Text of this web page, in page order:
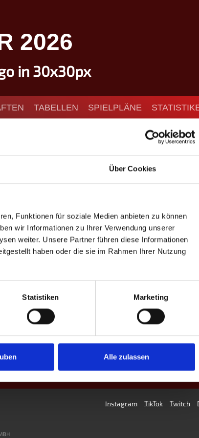
Über Cookies
Funktionen für soziale Medien anbieten zu können
wir Informationen zu Ihrer Verwendung unserer
weiter. Unsere Partner führen diese Informationen
haben oder die sie im Rahmen Ihrer Nutzung
Statistiken Marketing
Alle zulassen
2026
TABELLEN SPIELPLÄNE
Spieler 3 P W-L
Instagram TikTok Twitch